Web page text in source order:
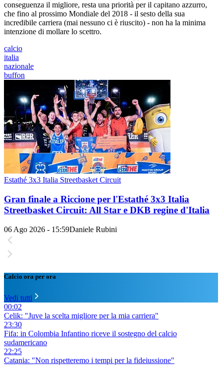
conseguenza il migliore, resta una priorità per il capitano azzurro,
che fino al prossimo Mondiale del 2018 - il sesto della sua
incredibile carriera (mai nessuno ci è riuscito) - non ha la minima
intenzione di mollare lo scettro.
calcio
italia
nazionale
buffon
Estathé 3x3 Italia Streetbasket Circuit
Gran finale a Riccione per l'Estathé 3x3 Italia
Streetbasket Circuit: All Star e DKB regine d'Italia
06 Ago 2026 - 15:59Daniele Rubini
Calcio ora per ora
Vedi tutti
00:02
Celik: "Juve la scelta migliore per la mia carriera"
23:30
Fifa: in Colombia Infantino riceve il sostegno del calcio
sudamericano
22:25
Catania: "Non rispetteremo i tempi per la fideiussione"